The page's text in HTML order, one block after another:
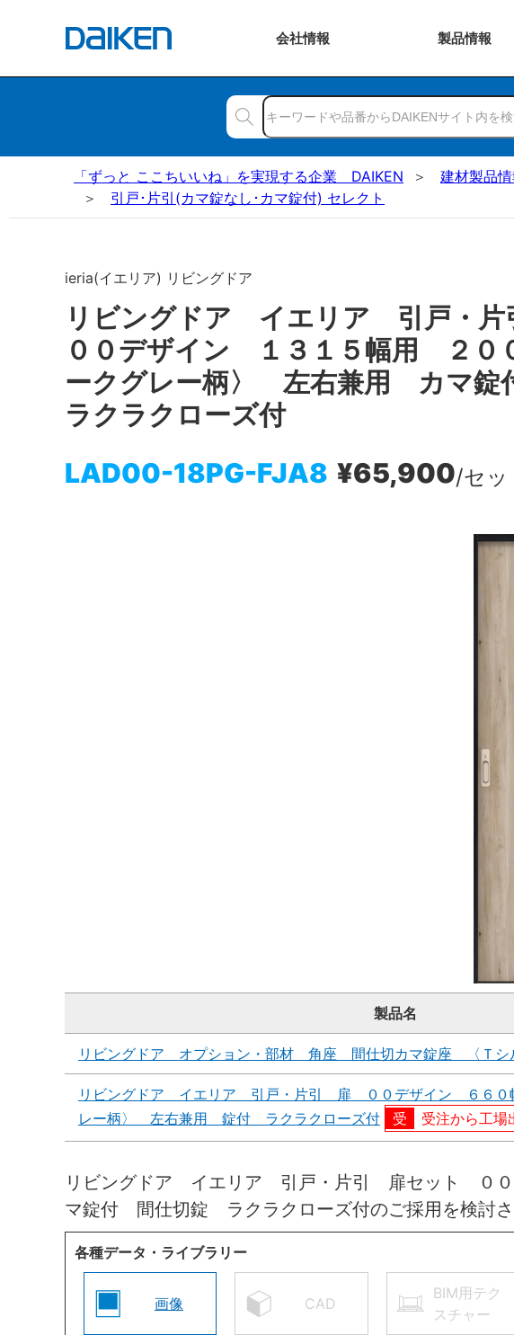
会社情報 製品情報
「ずっと ここちいいね」を実現する企業 DAIKEN 建材製品情
引戸･片引(カマ錠なし･カマ錠付) セレクト
ieria(イエリア) リビングドア
リビングドア イエリア 引戸・
００デザイン １３１５幅用 ２０
ークグレー柄〉 左右兼用 カマ
ラクラクローズ付
LAD00-18PG-FJA8 ¥65,900/セッ
製品名
リビングドア オプション・部材 角座 間仕切カマ錠座 〈Ｔシ
リビングドア イエリア 引戸・片引 扉 ００デザイン ６６
レー柄〉 左右兼用 錠付 ラクラクローズ付
受注から工場
リビングドア イエリア 引戸・片引 扉セット ０
マ錠付 間仕切錠 ラクラクローズ付のご採用を検討
各種データ・ライブラリー
画像 CAD
BIM用テク
スチャー